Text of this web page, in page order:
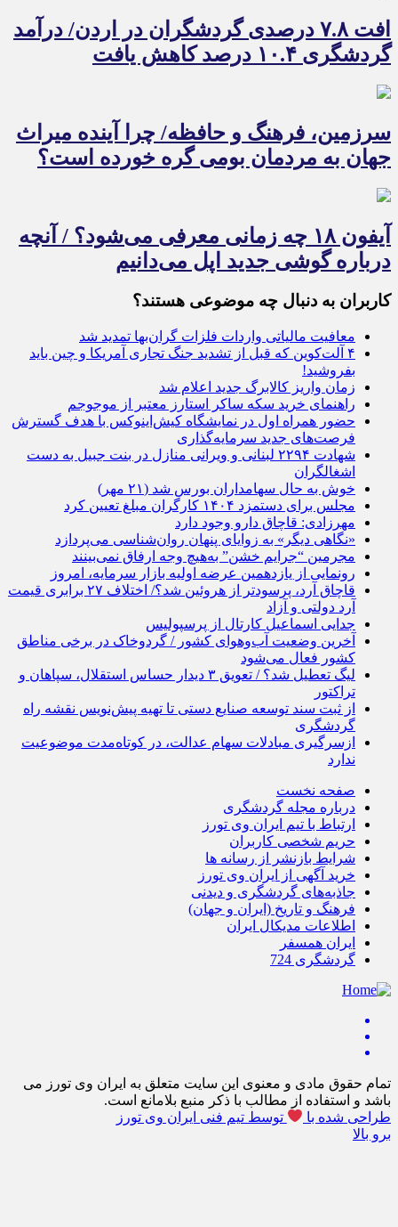
افت ۷.۸ درصدی گردشگران در اردن/ درآمد
گردشگری ۱۰.۴ درصد کاهش یافت
سرزمین، فرهنگ و حافظه/ چرا آینده میراث
جهان به مردمان بومی گره خورده است؟
آیفون ۱۸ چه زمانی معرفی می‌شود؟ / آنچه
درباره گوشی جدید اپل می‌دانیم
کاربران به دنبال چه موضوعی هستند؟
معافیت مالیاتی واردات فلزات گران‌بها تمدید شد
۴ آلت‌کوین که قبل از تشدید جنگ تجاری آمریکا و چین باید
بفروشید!
زمان واریز کالابرگ جدید اعلام شد
راهنمای خرید سکه ساکر استارز معتبر از موجوجم
حضور همراه اول در نمایشگاه ‌کیش‌اینوکس با هدف گسترش
فرصت‌های جدید سرمایه‌گذاری
شهادت ۲۲۹۴ لبنانی و ویرانی منازل در بنت جبیل به دست
اشغالگران
خوش به حال سهامداران بورس شد (۲۱ مهر)
مجلس برای دستمزد ۱۴۰۴ کارگران مبلغ تعیین کرد
مهرزادی: قاچاق دارو وجود دارد
«نگاهی دیگر» به زوایای پنهان روان‌شناسی می‌پردازد
مجرمین “جرایم خشن” به‌هیچ وجه ارفاق نمی‌بینند
رونمایی از یازدهمین عرضه اولیه بازار سرمایه، امروز
قاچاق آرد، پرسودتر از هروئین شد؟/ اختلاف ۲۷ برابری قیمت
آرد دولتی و آزاد
جدایی اسماعیل کارتال از پرسپولیس
آخرین وضعیت آب‌وهوای کشور / گردوخاک در برخی مناطق
کشور فعال می‌شود
لیگ تعطیل شد؟ / تعویق ۳ دیدار حساس استقلال، سپاهان و
تراکتور
از ثبت سند توسعه صنایع دستی تا تهیه پیش‌نویس نقشه راه
گردشگری
ازسرگیری مبادلات سهام عدالت، در کوتاه‌مدت موضوعیت
ندارد
صفحه نخست
درباره مجله گردشگری
ارتباط با تیم ایران وی تورز
حریم شخصی کاربران
شرایط بازنشر از رسانه ها
خرید آگهی از ایران وی تورز
جاذبه‌های گردشگری و دیدنی
فرهنگ و تاریخ (ایران و جهان)
اطلاعات مدیکال ایران
ایران همسفر
گردشگری 724
تمام حقوق مادی و معنوی این سایت متعلق به ایران وی تورز می
باشد و استفاده از مطالب با ذکر منبع بلامانع است.
طراحی شده با
توسط تیم فنی ایران وی تورز
برو بالا